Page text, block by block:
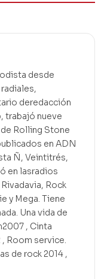
desde
deredacción
trabajó nueve
Rolling Stone
en ADN
Ñ, Veintitrés,
en lasradios
Rock
y Mega. Tiene
Una vida de
, Cinta
Room service.
de rock 2014 ,